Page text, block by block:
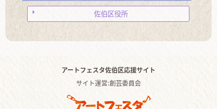
佐伯区役所
アートフェスタ佐伯区応援サイト
サイト運営:創芸委員会